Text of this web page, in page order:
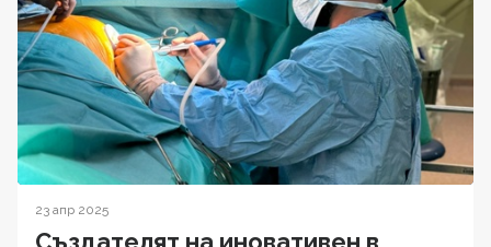
23 апр 2025